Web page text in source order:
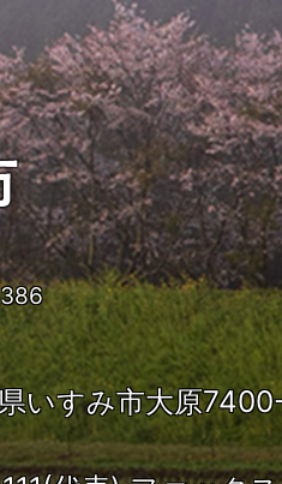
いすみ市大原